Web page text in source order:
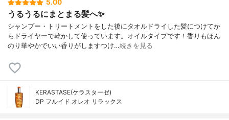
5.00
うるうるにまとまる髪へ✨
シャンプー・トリートメントをした後にタオルドライした髪につけてか
らドライヤーで乾かして使っています。オイルタイプです！香りもほん
のり華やかでいい香りがしますつけ…続きを見る
KERASTASE(ケラスターゼ)
DP フルイド オレオ リラックス